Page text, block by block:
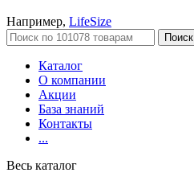
Например, LifeSize
Поиск
Каталог
О компании
Акции
База знаний
Контакты
...
Весь каталог